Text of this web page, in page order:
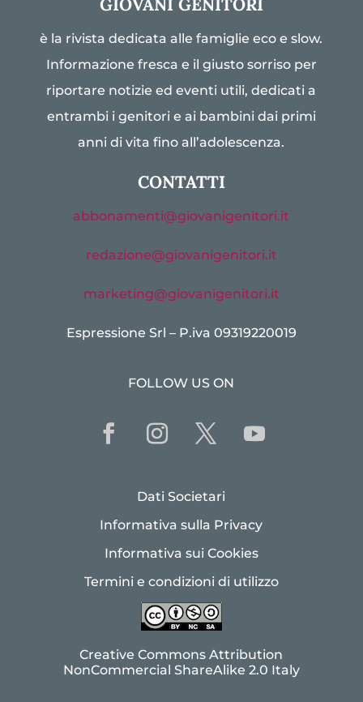
è la rivista dedicata alle famiglie eco e slow.
Informazione fresca e il giusto sorriso per
riportare notizie ed eventi utili, dedicati a
entrambi i genitori e ai bambini dai primi
anni di vita fino all’adolescenza.
CONTATTI
abbonamenti@giovanigenitori.it
redazione@giovanigenitori.it
marketing@giovanigenitori.it
Espressione Srl – P.iva 09319220019
FOLLOW US ON
Dati Societari
Informativa sulla Privacy
Informativa sui Cookies
Termini e condizioni di utilizzo
Creative Commons Attribution
NonCommercial ShareAlike 2.0 Italy